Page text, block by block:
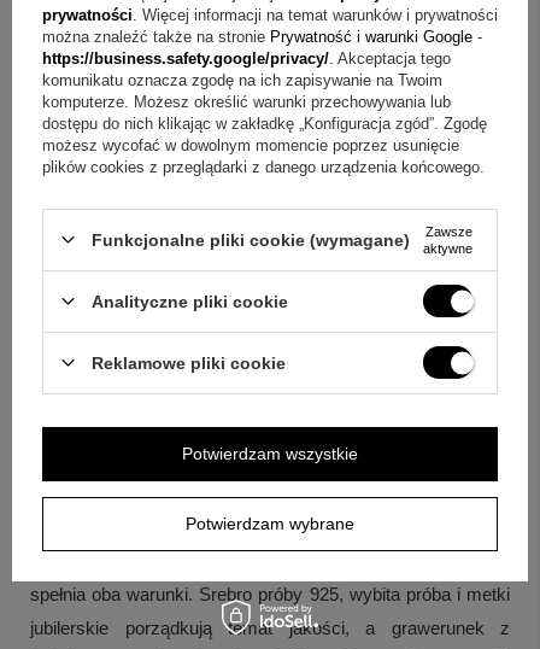
Personalizacja polega na grawerunku na rewersie krzyżyka.
Pytanie:Czy krzyżyk jest ze srebra próby 925?
Odpowiedź: Tak, krzyżyk jest wykonany ze srebra próby
925.
Jest wskazany na Chrzest, I Komunię Świętą,
Bierzmowanie, ważny jubileusz oraz rocznicę.
Czy w zestawie znajduje się sam krzyżyk i
grawer? Odpowiedź:Tak, w cenie jest krzyżyk srebrny
Jeśli szukasz prezentu o religijnej symbolice, który można w
spełnia oba warunki. Srebro próby 925, wybita próba i metki
jubilerskie porządkują temat jakości, a grawerunek z
prywatności . Więcej informacji na temat warunków i prywatności
można znaleźć także na stronie Prywatność i warunki Google -
https://business.safety.google/privacy/ . Akceptacja tego
komunikatu oznacza zgodę na ich zapisywanie na Twoim
komputerze. Możesz określić warunki przechowywania lub
dostępu do nich klikając w zakładkę „Konfiguracja zgód”. Zgodę
możesz wycofać w dowolnym momencie poprzez usunięcie
plików cookies z przeglądarki z danego urządzenia końcowego.
Funkcjonalne pliki cookie (wymagane)
Zawsze
aktywne
Analityczne pliki cookie
Reklamowe pliki cookie
Potwierdzam wybrane
Potwierdzam wszystkie